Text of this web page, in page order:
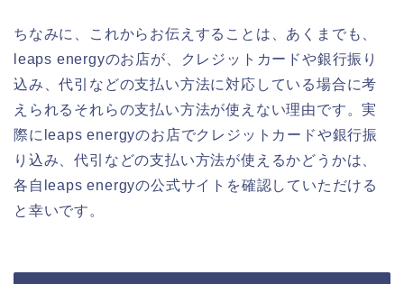
ちなみに、これからお伝えすることは、あくまでも、
leaps energyのお店が、クレジットカードや銀行振り
込み、代引などの支払い方法に対応している場合に考
えられるそれらの支払い方法が使えない理由です。実
際にleaps energyのお店でクレジットカードや銀行振
り込み、代引などの支払い方法が使えるかどうかは、
各自leaps energyの公式サイトを確認していただける
と幸いです。